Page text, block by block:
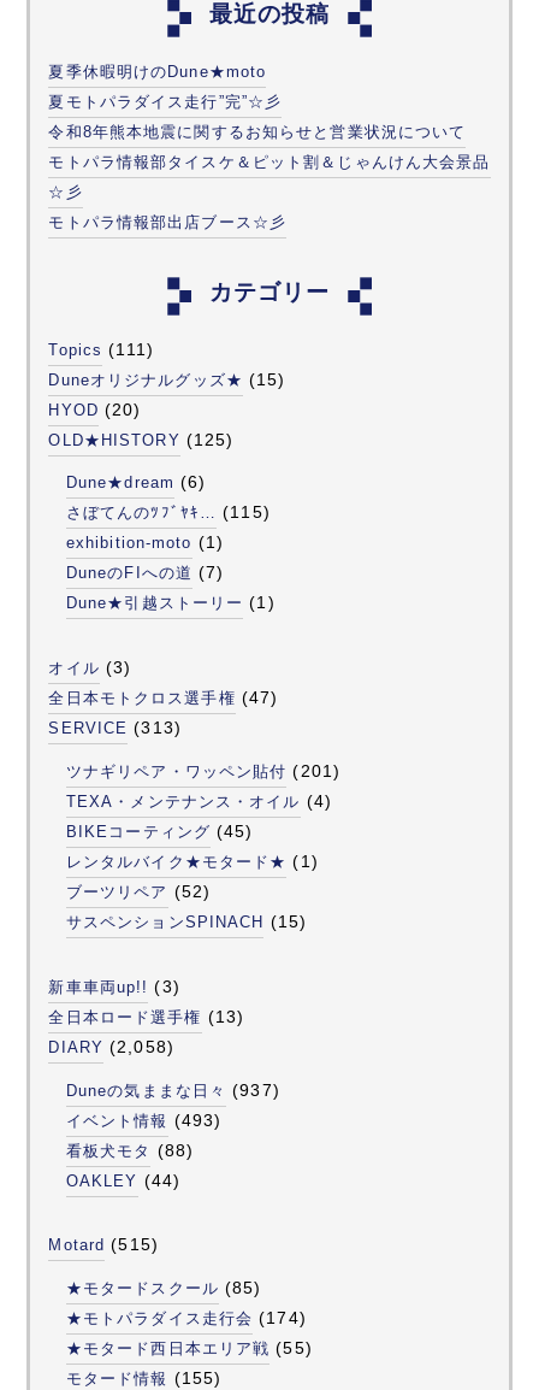
最近の投稿
夏季休暇明けのDune★moto
夏モトパラダイス走行”完”☆彡
令和8年熊本地震に関するお知らせと営業状況について
モトパラ情報部タイスケ＆ピット割＆じゃんけん大会景品
☆彡
モトパラ情報部出店ブース☆彡
カテゴリー
Topics (111)
Duneオリジナルグッズ★ (15)
HYOD (20)
OLD★HISTORY (125)
Dune★dream (6)
さぼてんのﾂﾌﾞﾔｷ… (115)
exhibition-moto (1)
DuneのFIへの道 (7)
Dune★引越ストーリー (1)
オイル (3)
全日本モトクロス選手権 (47)
SERVICE (313)
ツナギリペア・ワッペン貼付 (201)
TEXA・メンテナンス・オイル (4)
BIKEコーティング (45)
レンタルバイク★モタード★ (1)
ブーツリペア (52)
サスペンションSPINACH (15)
新車車両up!! (3)
全日本ロード選手権 (13)
DIARY (2,058)
Duneの気ままな日々 (937)
イベント情報 (493)
看板犬モタ (88)
OAKLEY (44)
Motard (515)
★モタードスクール (85)
★モトパラダイス走行会 (174)
★モタード西日本エリア戦 (55)
モタード情報 (155)